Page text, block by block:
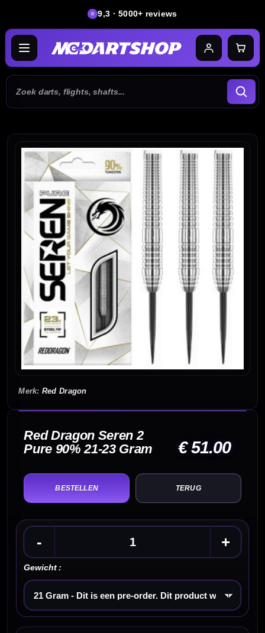
9,3 · 5000+ reviews
Red Dragon
Red Dragon Seren 2
Pure 90% 21-23 Gram
€ 51.00
TERUG
- +
Gewicht :
Kies een optie